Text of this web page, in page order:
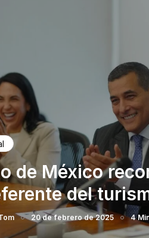
de México
del
20 de febrero de 2025 4